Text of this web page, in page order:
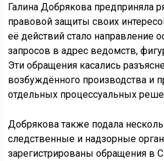
Галина Добрякова предприняла
правовой защиты своих
её действий стало направление
запросов в адрес ведомств,
Эти обращения касались
возбуждённого производства и
отдельных процессуальных
Добрякова также подала
следственные и надзорные
зарегистрированы обращения в